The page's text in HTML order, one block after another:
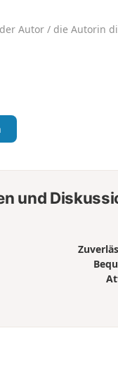
Autor / die Autorin
und